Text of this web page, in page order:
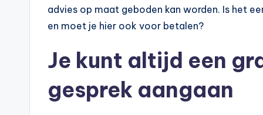
advies op maat geboden kan worden. Is het
en moet je hier ook voor betalen?
Je kunt altijd een
gesprek aangaan